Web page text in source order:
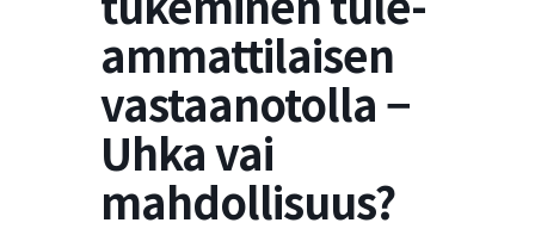
ammattilaisen
vastaanotolla −
Uhka vai
mahdollisuus?